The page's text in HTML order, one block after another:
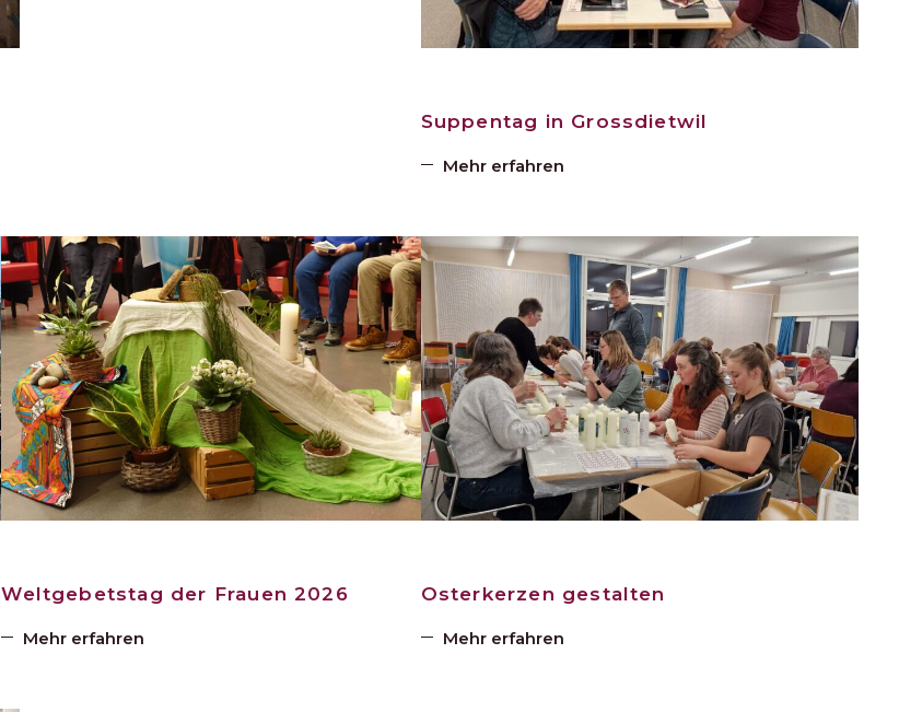
Suppentag in Grossdietwil
Mehr erfahren
Weltgebetstag der Frauen 2026
Mehr erfahren
Osterkerzen gestalten
Mehr erfahren